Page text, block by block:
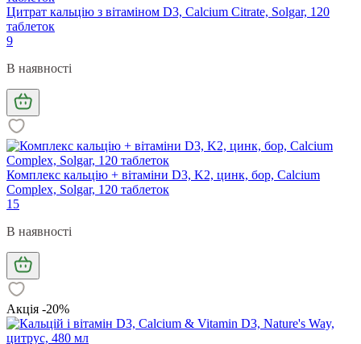
Цитрат кальцію з вітаміном D3, Calcium Citrate, Solgar, 120
таблеток
9
В наявності
Комплекс кальцію + вітаміни D3, K2, цинк, бор, Calcium
Complex, Solgar, 120 таблеток
15
В наявності
Акція -20%